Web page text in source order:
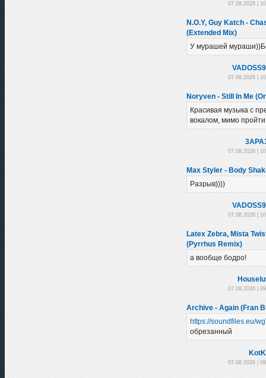
07.08.2026 |
N.O.Y, Guy Katch -
(Extended Mix)
У мурашей
07.08.2026 |
Noryven - Still In Me
Красивая музыка с
вокалом, мимо
07.08.2026 |
Max Styler - Body
Разрыв))))
07.08.2026 |
Latex Zebra, Mista
(Pyrrhus Remix)
а вообще бодро!
07.08.2026 |
Archive - Again (Fran
https://soundfiles.eu/
обрезанный
07.08.2026 |